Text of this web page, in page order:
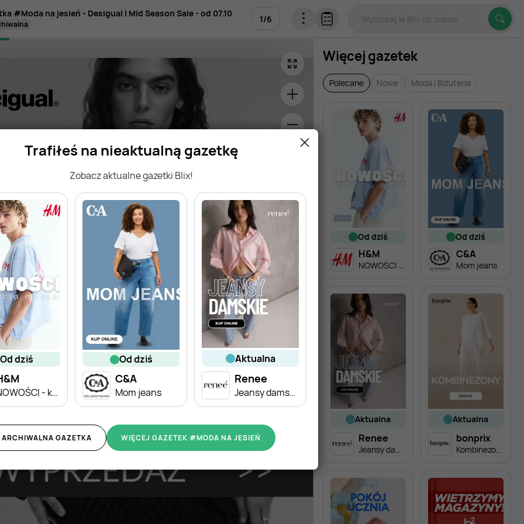
Trafiłeś na nieaktualną gazetkę
Zobacz aktualne gazetki Blix!
od dziś
NOWOŚCI - kolekcja męska
od dziś
C&A
Mom jeans
aktualna
Renee
Jeansy damskie
WIĘCEJ GAZETEK #MODA NA JESIEŃ
ARCHIWALNA GAZETKA
#Moda na jesień - Desigual | Mid Season Sale - od 07.10
1/6
Więcej gazetek
Polecane Nowe Moda i Biżuteria
od dziś
H&M
NOWOŚCI - kolekcja męska
od dziś
C&A
Mom jeans
aktualna
Renee
Jeansy damskie
aktualna
bonprix
Kombinezony damskie